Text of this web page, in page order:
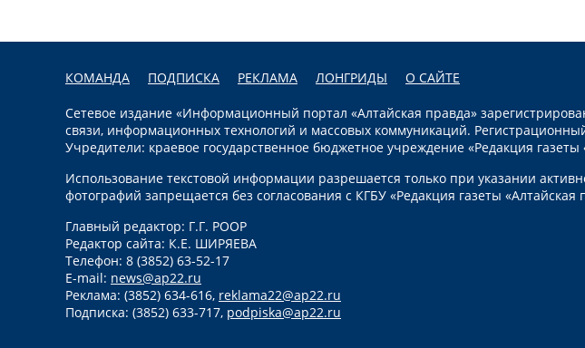
КОМАНДА ПОДПИСКА РЕКЛАМА ЛОНГРИДЫ О САЙТЕ
Сетевое издание «Информационный портал «Алтайская правда»
связи, информационных технологий и массовых коммуникаций.
Учредители: краевое государственное бюджетное учреждение «Редакция газеты
Использование текстовой информации разрешается только при указании
фотографий запрещается без согласования с КГБУ «Редакция газеты «Алтайская
Главный редактор: Г.Г. РООР
Редактор сайта: К.Е. ШИРЯЕВА
Телефон: 8 (3852) 63-52-17
E-mail: news@ap22.ru
Реклама: (3852) 634-616, reklama22@ap22.ru
Подписка: (3852) 633-717, podpiska@ap22.ru